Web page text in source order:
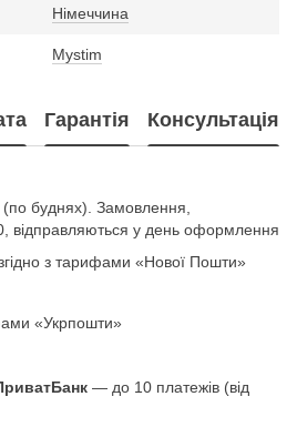
Німеччина
Mystim
Гарантія Консультація
буднях). Замовлення,
відправляються у день оформлення
з тарифами «Нової Пошти»
«Укрпошти»
— до 10 платежів (від